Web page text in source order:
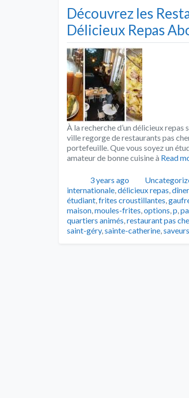
Découvrez les
Délicieux Repas
À la recherche d’un délicieux
ville regorge de restaurants pas
portefeuille. Que vous soyez un
amateur de bonne cuisine à Read
Publié3 years ago Catégories
internationale,délicieux repas,dîner
étudiant,frites croustillantes,
maison,moules-frites,options,p,
quartiers animés,restaurant pas
saint-géry,sainte-catherine,saveurs